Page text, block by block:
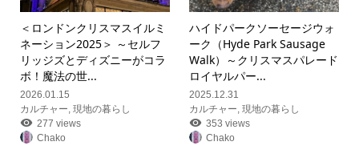
＜ロンドンクリスマスイルミ
ネーション2025＞ ～セルフ
リッジズとディズニーがコラ
ボ！魔法の世...
2026.01.15
カルチャー 現地の暮らし
277 views
Chako
ハイドパークソーセージウォ
ーク（Hyde Park Sausage
Walk）～クリスマスパレード
ロイヤルパー...
2025.12.31
カルチャー ,現地の暮らし
353 views
Chako